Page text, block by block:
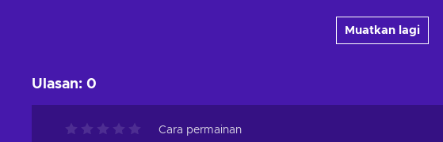
Muatkan lagi
Ulasan: 0
Cara permainan